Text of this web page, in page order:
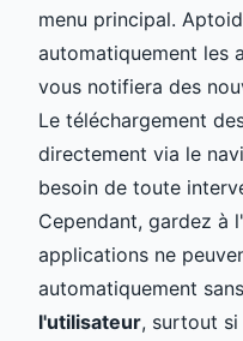
menu principal.
automatiquement les
vous notifiera des
Le téléchargement
directement via le
besoin de toute
Cependant, gardez à
applications ne
automatiquement sans
l'utilisateur, surtout